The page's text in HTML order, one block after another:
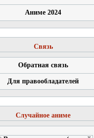
Аниме 2024
Связь
Обратная связь
Для правообладателей
Случайное аниме